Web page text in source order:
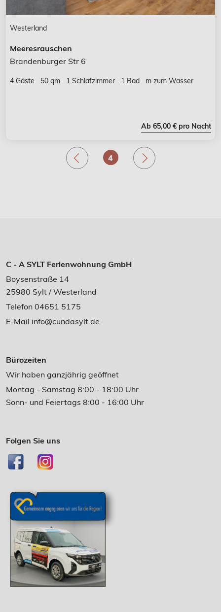
Westerland
Meeresrauschen
Brandenburger Str 6
4 Gäste 50 qm 1 Schlafzimmer 1 Bad m zum Wasser
Ab 65,00 € pro Nacht
. 4 .
C - A SYLT Ferienwohnung GmbH
Boysenstraße 14
25980 Sylt / Westerland
Telefon 04651 5175
E-Mail info@cundasylt.de
Bürozeiten
Wir haben ganzjährig geöffnet
Montag - Samstag 8:00 - 18:00 Uhr
Sonn- und Feiertags 8:00 - 16:00 Uhr
Folgen Sie uns